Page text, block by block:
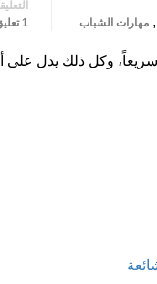
,مهارات الشباب
1 تعليق
سريعاً، وكل ذلك يدل على